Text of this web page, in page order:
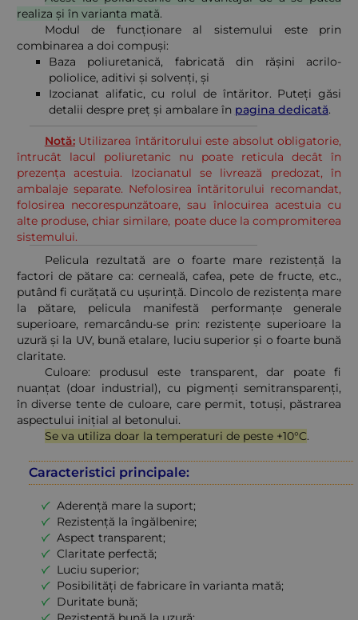
realiza și în varianta mată.
Modul de funcționare al sistemului este prin
combinarea a doi compuși:
Baza poliuretanică, fabricată din rășini acrilo-
poliolice, aditivi și solvenți, și
Izocianat alifatic, cu rolul de întăritor. Puteți găsi
detalii despre preț și ambalare în pagina dedicată.
Notă:Utilizarea întăritorului este absolut obligatorie,
întrucât lacul poliuretanic nu poate reticula decât în
prezența acestuia. Izocianatul se livrează predozat, în
ambalaje separate. Nefolosirea întăritorului recomandat,
folosirea necorespunzătoare, sau înlocuirea acestuia cu
alte produse, chiar similare, poate duce la compromiterea
sistemului.
Pelicula rezultată are o foarte mare rezistență la
factori de pătare ca: cerneală, cafea, pete de fructe, etc.,
putând fi curățată cu ușurință. Dincolo de rezistența mare
la pătare, pelicula manifestă performanțe generale
superioare, remarcându-se prin: rezistențe superioare la
uzură și la UV, bună etalare, luciu superior și o foarte bună
claritate.
Culoare: produsul este transparent, dar poate fi
nuanțat (doar industrial), cu pigmenți semitransparenți,
în diverse tente de culoare, care permit, totuși, păstrarea
aspectului inițial al betonului.
Se va utiliza doar la temperaturi de peste +10°C.
Caracteristici principale:
Aderență mare la suport;
Rezistență la îngălbenire;
Aspect transparent;
Claritate perfectă;
Luciu superior;
Posibilități de fabricare în varianta mată;
Duritate bună;